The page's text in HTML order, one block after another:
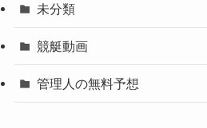
未分類
競艇動画
管理人の無料予想